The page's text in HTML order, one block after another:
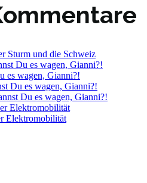
Sturm und die Schweiz
Du es wagen, Gianni?!
es wagen, Gianni?!
Du es wagen, Gianni?!
Du es wagen, Gianni?!
Elektromobilität
Elektromobilität